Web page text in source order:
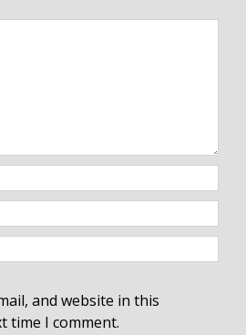
and website in this
time I comment.